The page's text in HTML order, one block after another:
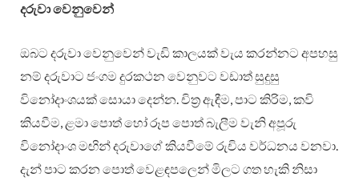
දරුවා වෙනුවෙන්
ඔබට දරුවා වෙනුවෙන් වැඩි කාලයක් වැය කරන්නට අපහසු
නම් දරුවාට ජංගම දුරකථන වෙනුවට වඩාත් සුදුසු
විනෝදාංශයක් සොයා දෙන්න. චිත්‍ර ඇඳීම, පාට කිරිම, කවි
කියවීම, ළමා පොත් හෝ රූප පොත් බැලීම වැනි අපූරු
විනෝදාංශ මඟින් දරුවාගේ කියවීමේ රුචිය වර්ධනය වනවා.
දැන් පාට කරන පොත් වෙළඳපලෙන් මිලට ගත හැකි නිසා